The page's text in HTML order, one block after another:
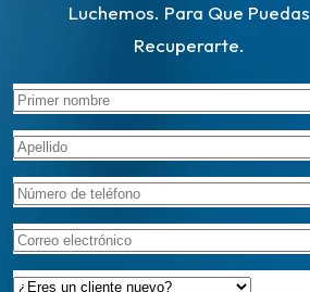
Luchemos. Para Que Puedas
Recuperarte.